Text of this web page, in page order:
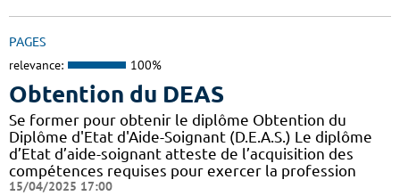
PAGES
relevance: 100%
Obtention du DEAS
Se former pour obtenir le diplôme Obtention du
Diplôme d'Etat d'Aide-Soignant (D.E.A.S.) Le diplôme
d’Etat d’aide-soignant atteste de l’acquisition des
compétences requises pour exercer la profession
15/04/2025 17:00